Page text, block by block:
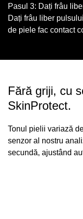
Pasul 3: Dați frâu
Dați frâu liber
de piele fac contact
Fără griji, cu
SkinProtect.
Tonul pielii variază
senzor al nostru
secundă, ajustând